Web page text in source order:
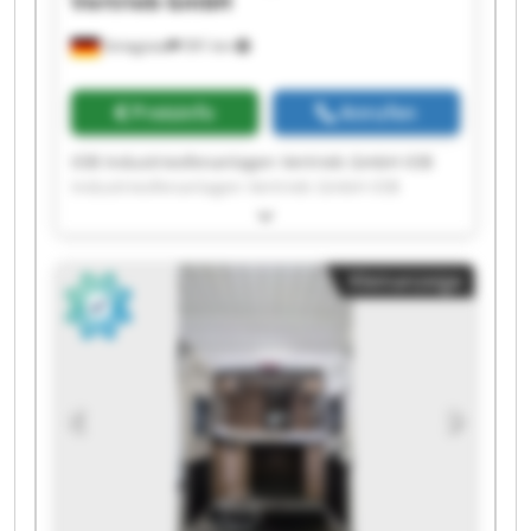
Striegistal 591 km
Preisinfo Anrufen
IOB Industrieofenanlagen Vertrieb GmbH IOB
Industrieofenanlagen Vertrieb GmbH IOB
Industrieofenanlagen Vertrieb GmbH IOB
Industrieofenanlagen Vertrieb GmbH IOB
Industrieofenanlagen Vertrieb GmbH IOB
Industrieofenanlagen Vertrieb GmbH IOB
Industrieofenanlagen Vertrieb GmbH IOB
Industrieofenanlagen Vertrieb GmbH IOB
Industrieofenanlagen Vertrieb GmbH IOB
Industrieofenanlagen Vertrieb GmbH IOB
Industrieofenanlagen Vertrieb GmbH IOB
Industrieofenanlagen Vertrieb GmbH IOB
Kleinanzeige